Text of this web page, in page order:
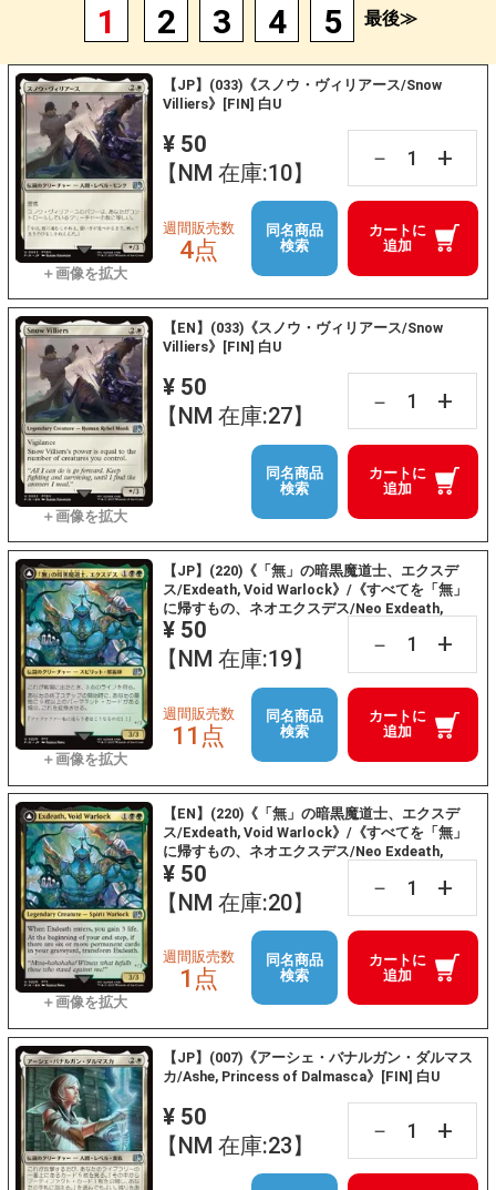
1 2 3 4 5 最後≫
【JP】(033)《スノウ・ヴィリアース/Snow
Villiers》[FIN] 白U
¥ 50
【NM 在庫:10】
－ +
カートに
追加
週間販売数
4点
同名商品
検索
【EN】(033)《スノウ・ヴィリアース/Snow
Villiers》[FIN] 白U
¥ 50
【NM 在庫:27】
－ +
カートに
追加
同名商品
検索
【JP】(220)《「無」の暗黒魔道士、エクスデ
ス/Exdeath, Void Warlock》/《すべてを「無」
に帰すもの、ネオエクスデス/Neo Exdeath,
Dimension's End》[FIN] 金U
¥ 50
【NM 在庫:19】
－ +
カートに
追加
週間販売数
11点
同名商品
検索
【EN】(220)《「無」の暗黒魔道士、エクスデ
ス/Exdeath, Void Warlock》/《すべてを「無」
に帰すもの、ネオエクスデス/Neo Exdeath,
Dimension's End》[FIN] 金U
¥ 50
【NM 在庫:20】
－ +
カートに
追加
週間販売数
1点
同名商品
検索
【JP】(007)《アーシェ・バナルガン・ダルマス
カ/Ashe, Princess of Dalmasca》[FIN] 白U
¥ 50
【NM 在庫:23】
－ +